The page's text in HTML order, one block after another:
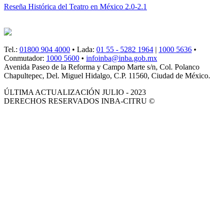
Reseña Histórica del Teatro en México 2.0-2.1
Tel.: 01800 904 4000 • Lada: 01 55 - 5282 1964 | 1000 5636 •
Conmutador: 1000 5600 • infoinba@inba.gob.mx
Avenida Paseo de la Reforma y Campo Marte s/n, Col. Polanco
Chapultepec, Del. Miguel Hidalgo, C.P. 11560, Ciudad de México.
ÚLTIMA ACTUALIZACIÓN JULIO - 2023
DERECHOS RESERVADOS INBA-CITRU ©